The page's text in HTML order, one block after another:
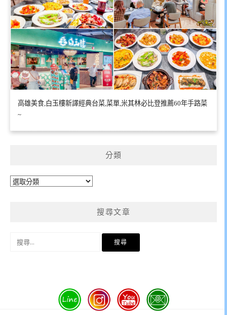
高雄美食,白玉樓新譯經典台菜,菜單,米其林必比登推薦60年手路菜
~
分類
分
搜尋文章